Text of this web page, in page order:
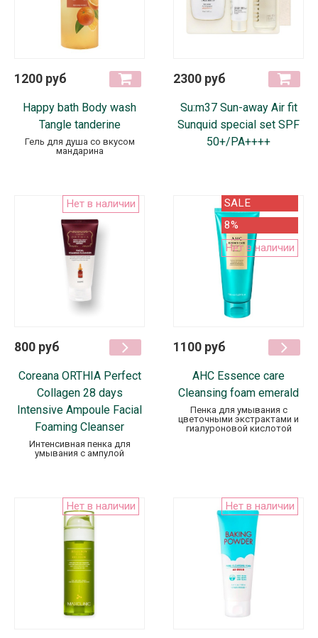
1200 руб
Happy bath Body wash
Tangle tanderine
Гель для душа со вкусом
мандарина
2300 руб
Su:m37 Sun-away Air fit
Sunquid special set SPF
50+/PA++++
Нет в наличии
800 руб
Coreana ORTHIA Perfect
Collagen 28 days
Intensive Ampoule Facial
Foaming Cleanser
Интенсивная пенка для
умывания с ампулой
SALE
8%
Нет в наличии
1100 руб
AHC Essence care
Cleansing foam emerald
Пенка для умывания с
цветочными экстрактами и
гиалуроновой кислотой
Нет в наличии Нет в наличии